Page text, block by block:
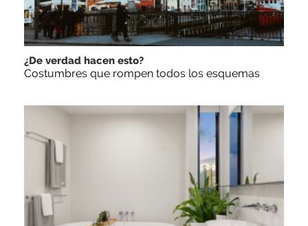
¿De verdad hacen esto?
Costumbres que rompen todos los esquemas